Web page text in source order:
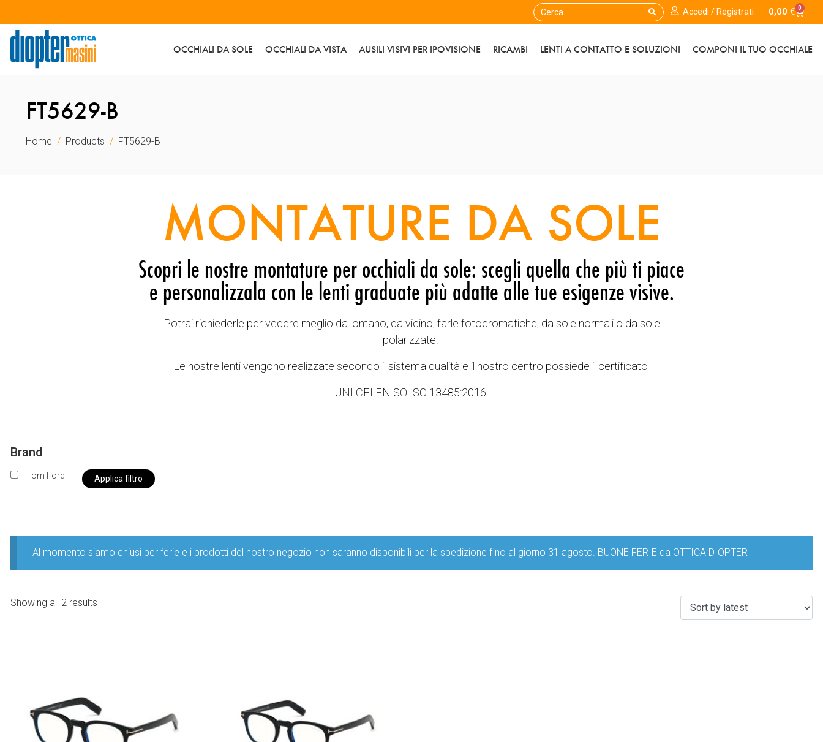
Accedi / Registrati 0,00 € 0
OCCHIALI DA SOLE OCCHIALI DA VISTA AUSILI VISIVI PER IPOVISIONE RICAMBI LENTI A CONTATTO E SOLUZIONI COMPONI IL TUO OCCHIALE
FT5629-B
Home Products FT5629-B
MONTATURE DA SOLE
Scopri le nostre montature per occhiali da sole: scegli quella che più ti piace
e personalizzala con le lenti graduate più adatte alle tue esigenze visive.
Potrai richiederle per vedere meglio da lontano, da vicino, farle fotocromatiche, da sole normali o da sole
polarizzate.
Le nostre lenti vengono realizzate secondo il sistema qualità e il nostro centro possiede il certificato
UNI CEI EN SO ISO 13485:2016.
Brand
Tom Ford Applica filtro
Al momento siamo chiusi per ferie e i prodotti del nostro negozio non saranno disponibili per la spedizione fino al giorno 31 agosto. BUONE FERIE da OTTICA DIOPTER
Showing all 2 results